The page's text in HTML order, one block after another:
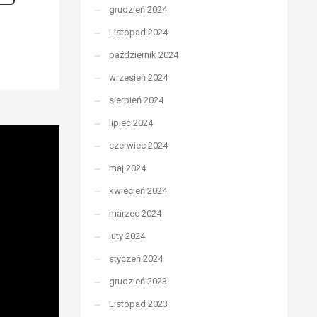
grudzień 2024
Listopad 2024
październik 2024
wrzesień 2024
sierpień 2024
lipiec 2024
czerwiec 2024
maj 2024
kwiecień 2024
marzec 2024
luty 2024
styczeń 2024
grudzień 2023
Listopad 2023